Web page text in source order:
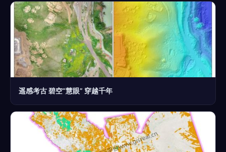
遥感考古 碧空“慧眼” 穿越千年